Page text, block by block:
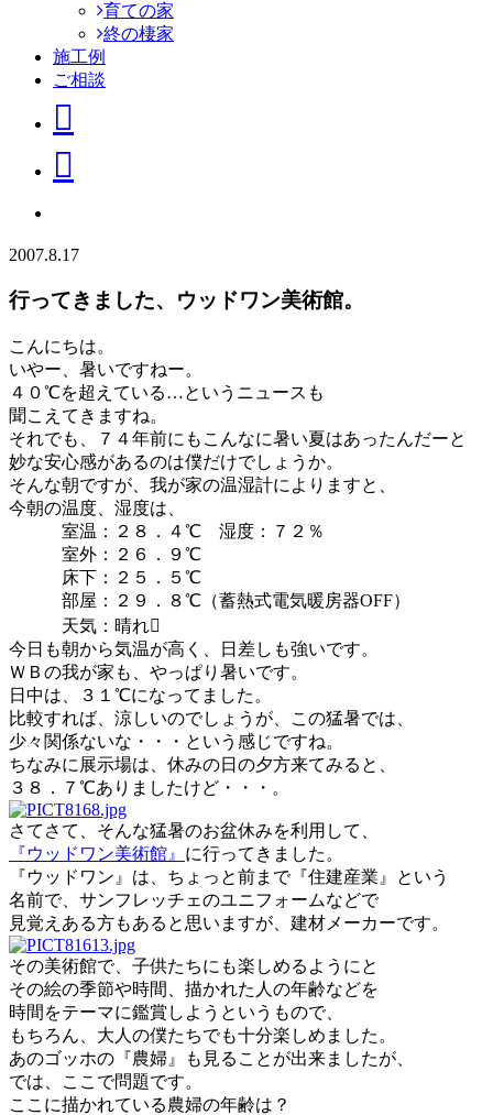
育ての家
終の棲家
施工例
ご相談
2007.8.17
行ってきました、ウッドワン美術館。
こんにちは。
いやー、暑いですねー。
４０℃を超えている…というニュースも
聞こえてきますね。
それでも、７４年前にもこんなに暑い夏はあったんだーと
妙な安心感があるのは僕だけでしょうか。
そんな朝ですが、我が家の温湿計によりますと、
今朝の温度、湿度は、
室温：２８．４℃ 湿度：７２％
室外：２６．９℃
床下：２５．５℃
部屋：２９．８℃（蓄熱式電気暖房器OFF）
天気：晴れ
今日も朝から気温が高く、日差しも強いです。
ＷＢの我が家も、やっぱり暑いです。
日中は、３１℃になってました。
比較すれば、涼しいのでしょうが、この猛暑では、
少々関係ないな・・・という感じですね。
ちなみに展示場は、休みの日の夕方来てみると、
３８．７℃ありましたけど・・・。
さてさて、そんな猛暑のお盆休みを利用して、
『ウッドワン美術館』 に行ってきました。
『ウッドワン』は、ちょっと前まで『住建産業』という
名前で、サンフレッチェのユニフォームなどで
見覚えある方もあると思いますが、建材メーカーです。
その美術館で、子供たちにも楽しめるようにと
その絵の季節や時間、描かれた人の年齢などを
時間をテーマに鑑賞しようというもので、
もちろん、大人の僕たちでも十分楽しめました。
あのゴッホの『農婦』も見ることが出来ましたが、
では、ここで問題です。
ここに描かれている農婦の年齢は？